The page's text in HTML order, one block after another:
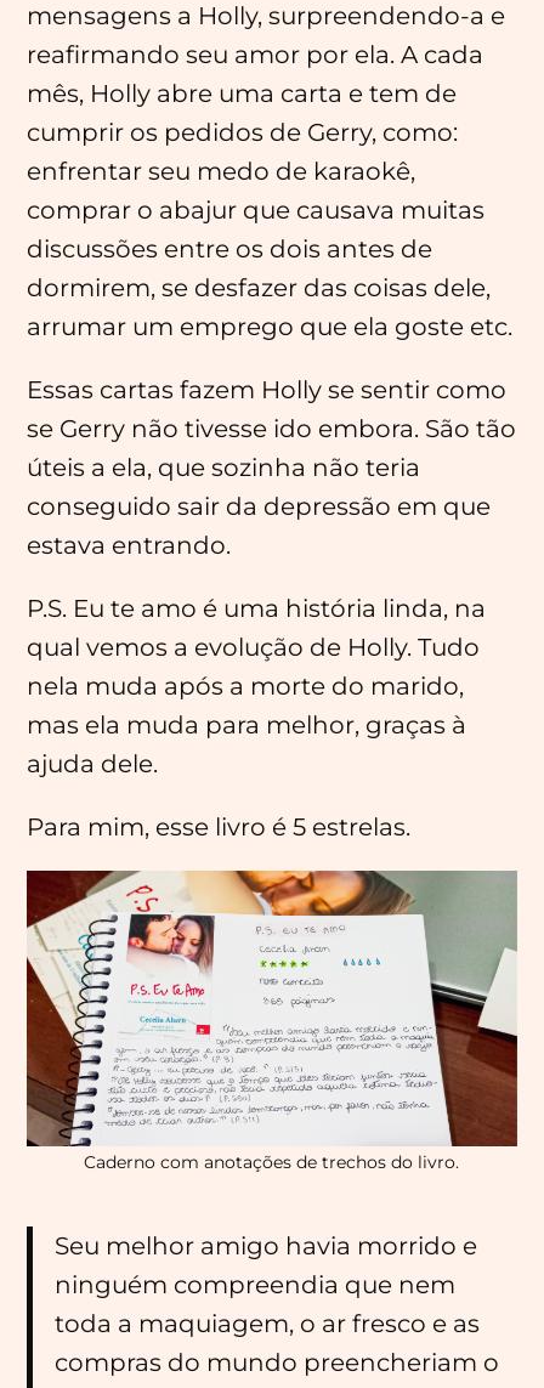
Menu
Principal
mensagens a Holly, surpreendendo-a e
reafirmando seu amor por ela. A cada
mês, Holly abre uma carta e tem de
cumprir os pedidos de Gerry, como:
enfrentar seu medo de karaokê,
comprar o abajur que causava muitas
discussões entre os dois antes de
dormirem, se desfazer das coisas dele,
arrumar um emprego que ela goste etc.
Essas cartas fazem Holly se sentir como
se Gerry não tivesse ido embora. São tão
úteis a ela, que sozinha não teria
conseguido sair da depressão em que
estava entrando.
P.S. Eu te amo é uma história linda, na
qual vemos a evolução de Holly. Tudo
nela muda após a morte do marido,
mas ela muda para melhor, graças à
ajuda dele.
Para mim, esse livro é 5 estrelas.
Caderno com anotações de trechos do livro.
Seu melhor amigo havia morrido e
ninguém compreendia que nem
toda a maquiagem, o ar fresco e as
compras do mundo preencheriam o